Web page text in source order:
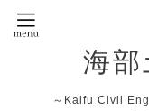
海
～Kaifu Civil